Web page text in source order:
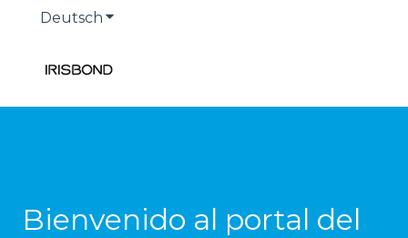
Deutsch Untermenü für Übersetzungen
Bienvenido al portal del